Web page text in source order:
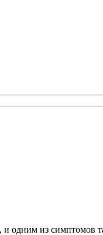
одним из симптомов